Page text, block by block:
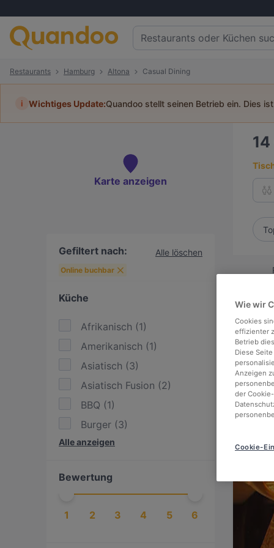
Restaurants Hamburg Altona Casual Dining
i Wichtiges Update:Quandoo stellt seinen Betrieb ein. Dies
Karte anzeigen
Gefiltert nach: Alle löschen
Online buchbar
Küche
Afrikanisch (1)
Amerikanisch (1)
Asiatisch (3)
Asiatisch Fusion (2)
BBQ (1)
Burger (3)
Deutsch
Europäisch
Griechisch
Alle anzeigen
Bewertung
1 2 3 4 5 6
14
Wie wir
Cookies
effizienter
Betrieb
Diese
Anzeigen
der
Cookie-